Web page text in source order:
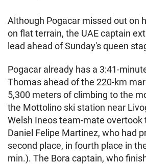
Although Pogacar missed out on
on flat terrain, the UAE captain
lead ahead of Sunday's queen
Pogacar already has a 3:41-
Thomas ahead of the 220-km
5,300 meters of climbing to the
the Mottolino ski station near
Welsh Ineos team-mate overtook
Daniel Felipe Martinez, who had
second place, in fourth place in
min.). The Bora captain, who